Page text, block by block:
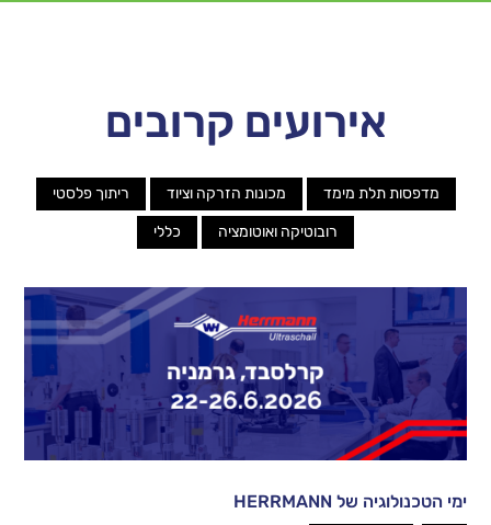
אירועים קרובים
מדפסות תלת מימד מכונות הזרקה וציוד ריתוך פלסטי
רובוטיקה ואוטומציה כללי
ימי הטכנולוגיה של HERRMANN